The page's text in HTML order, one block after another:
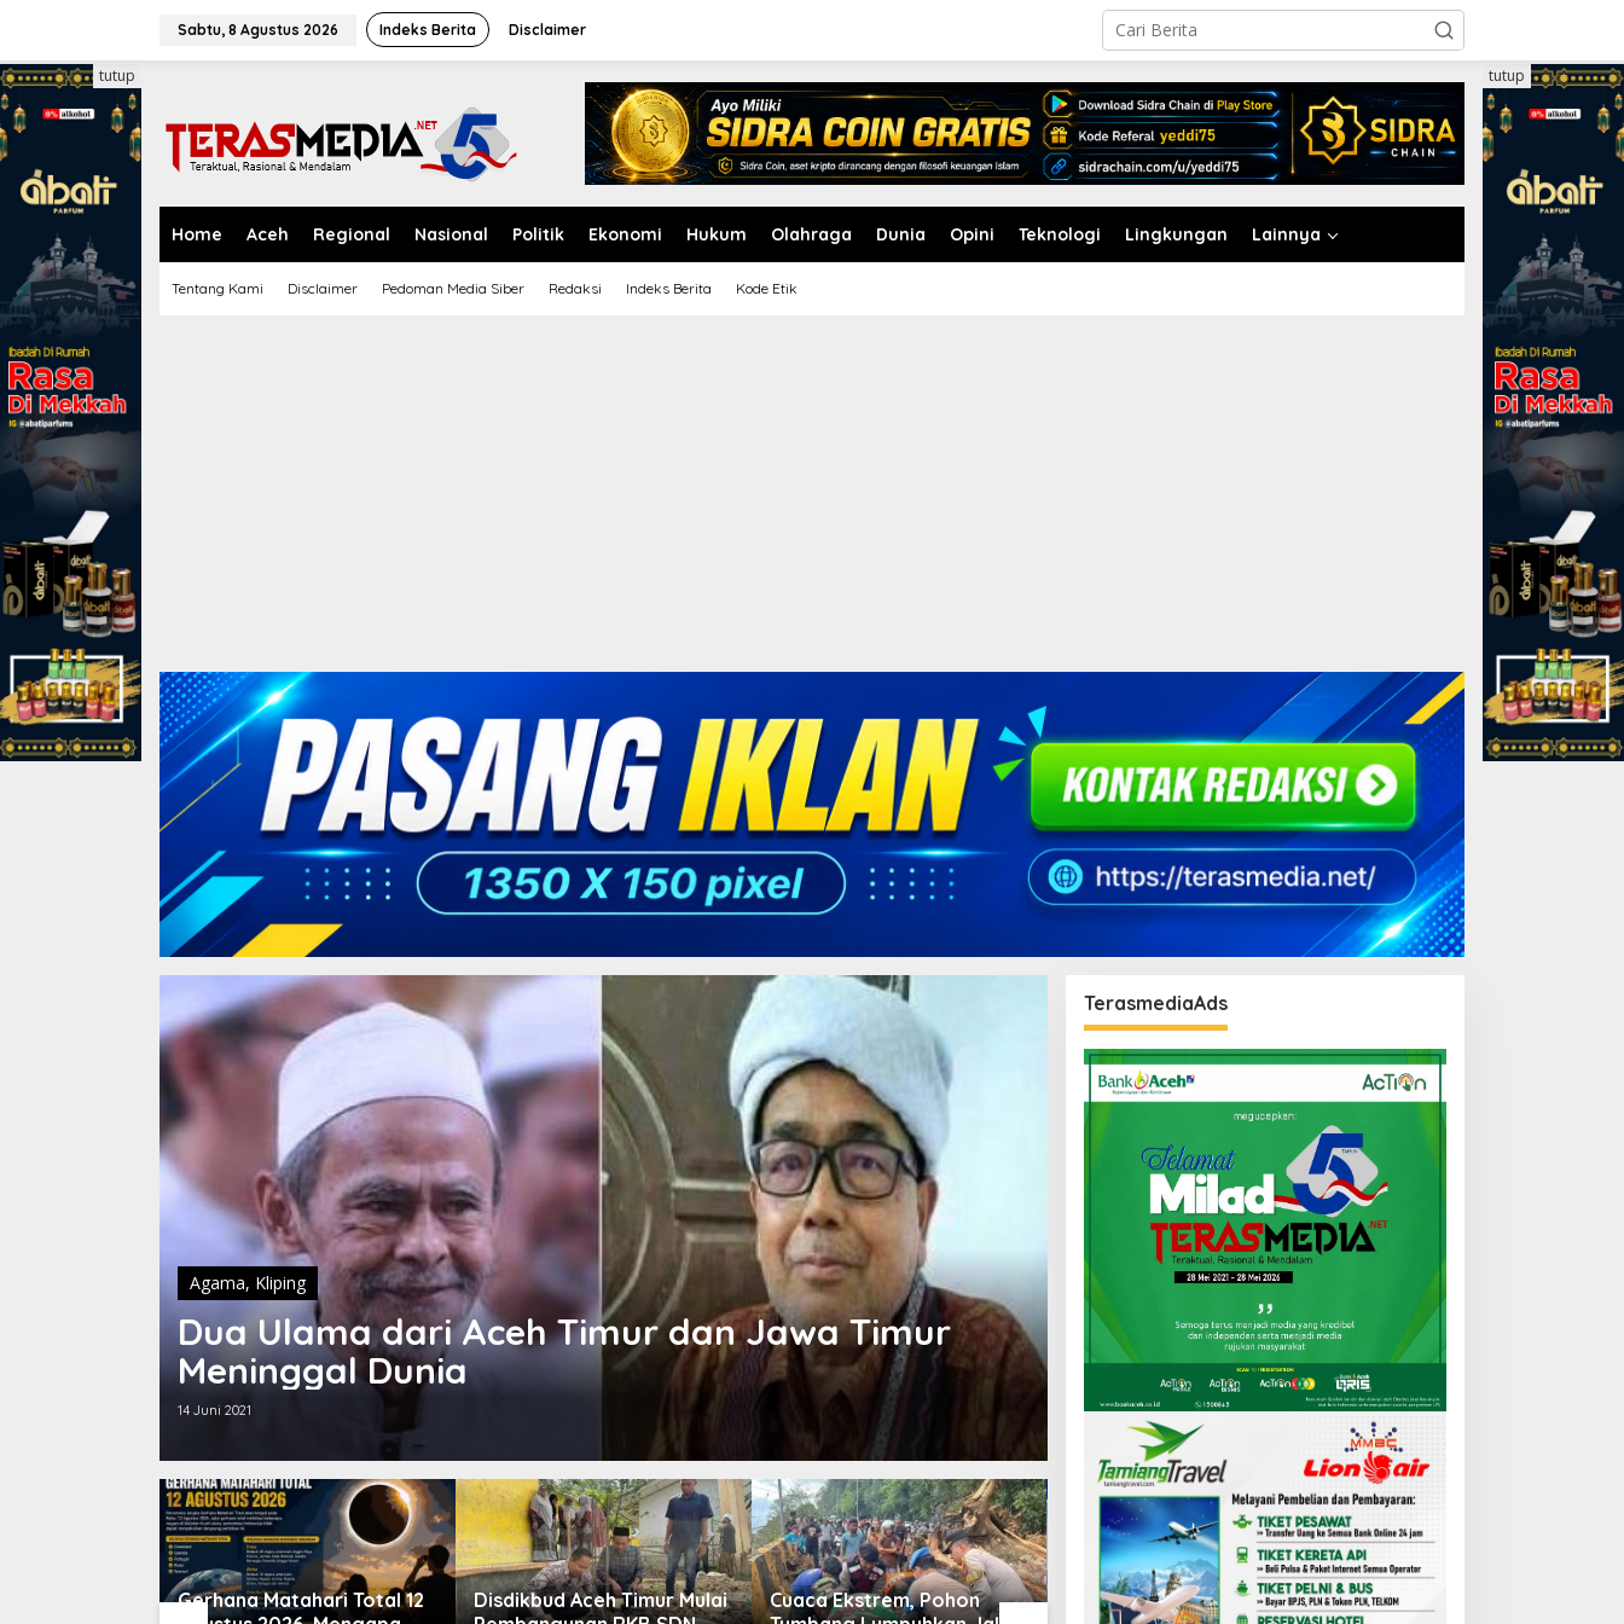
a
t
i
k
e
Sabtu, 8 Agustus 2026 Indeks Berita Disclaimer
Home Aceh Regional Nasional Politik Ekonomi Hukum Olahraga Dunia Opini Teknologi Lingkungan Lainnya
Tentang Kami Disclaimer Pedoman Media Siber Redaksi Indeks Berita Kode Etik
tutup tutup
Agama, Kliping
Dua Ulama dari Aceh Timur dan Jawa Timur
Meninggal Dunia
14 Juni 2021
Gerhana Matahari Total 12
Disdikbud Aceh Timur Mulai
Cuaca Ekstrem, Pohon
Siapkan Tenaga Terampil
BGN Buka PO Box
TerasmediaAds